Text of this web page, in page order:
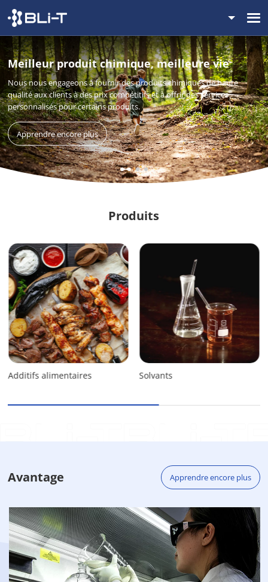
Meilleur produit chimique, meilleure vie
Nous nous engageons à fournir des produits chimiques de haute
qualité aux clients à des prix compétitifs et à offrir des services
personnalisés pour certains produits.
Apprendre encore plus
Produits
Additifs alimentaires Solvants
Avantage Apprendre encore plus